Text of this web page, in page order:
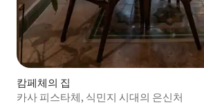
캄페체의 집
카사 피스타체, 식민지 시대의 은신처